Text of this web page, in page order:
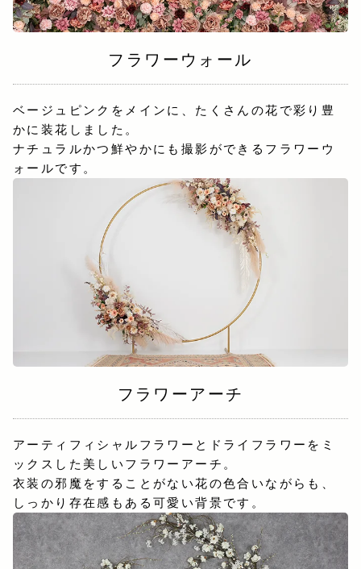
フラワーウォール
ベージュピンクをメインに、たくさんの花で彩り豊
かに装花しました。
ナチュラルかつ鮮やかにも撮影ができるフラワーウ
ォールです。
フラワーアーチ
アーティフィシャルフラワーとドライフラワーをミ
ックスした美しいフラワーアーチ。
衣装の邪魔をすることがない花の色合いながらも、
しっかり存在感もある可愛い背景です。